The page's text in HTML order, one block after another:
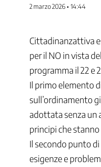
2 marzo 2026 • 14:44
Cittadinanzattiva
per il NO in vista
programma il 22 e
Il primo elemento
sull’ordinamento
adottata senza un
principi che
Il secondo punto
esigenze e